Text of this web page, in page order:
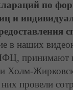
по
и
в наших
принимают
Холм-
провели